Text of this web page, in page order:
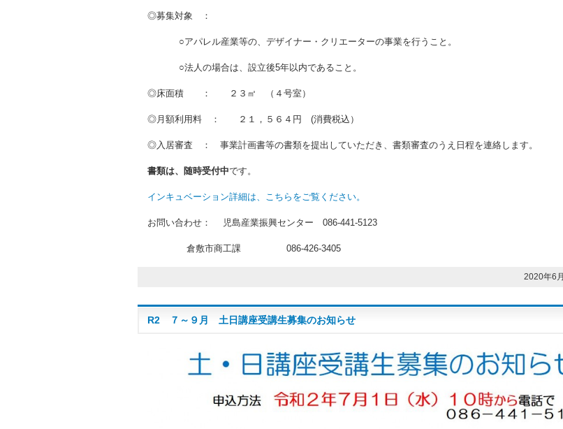
◎募集対象 ：
○アパレル産業等の、デザイナー・クリエーターの事業を行うこと。
○法人の場合は、設立後5年以内であること。
◎床面積 ： ２３㎡ （４号室）
◎月額利用料 ： ２１，５６４円 (消費税込）
◎入居審査 ： 事業計画書等の書類を提出していただき、書類審査のうえ日程を連絡します。
書類は、随時受付中です。
インキュベーション詳細は、こちらをご覧ください。
お問い合わせ： 児島産業振興センター 086-441-5123
倉敷市商工課 086-426-3405
2020年6
R2 ７～９月 土日講座受講生募集のお知らせ